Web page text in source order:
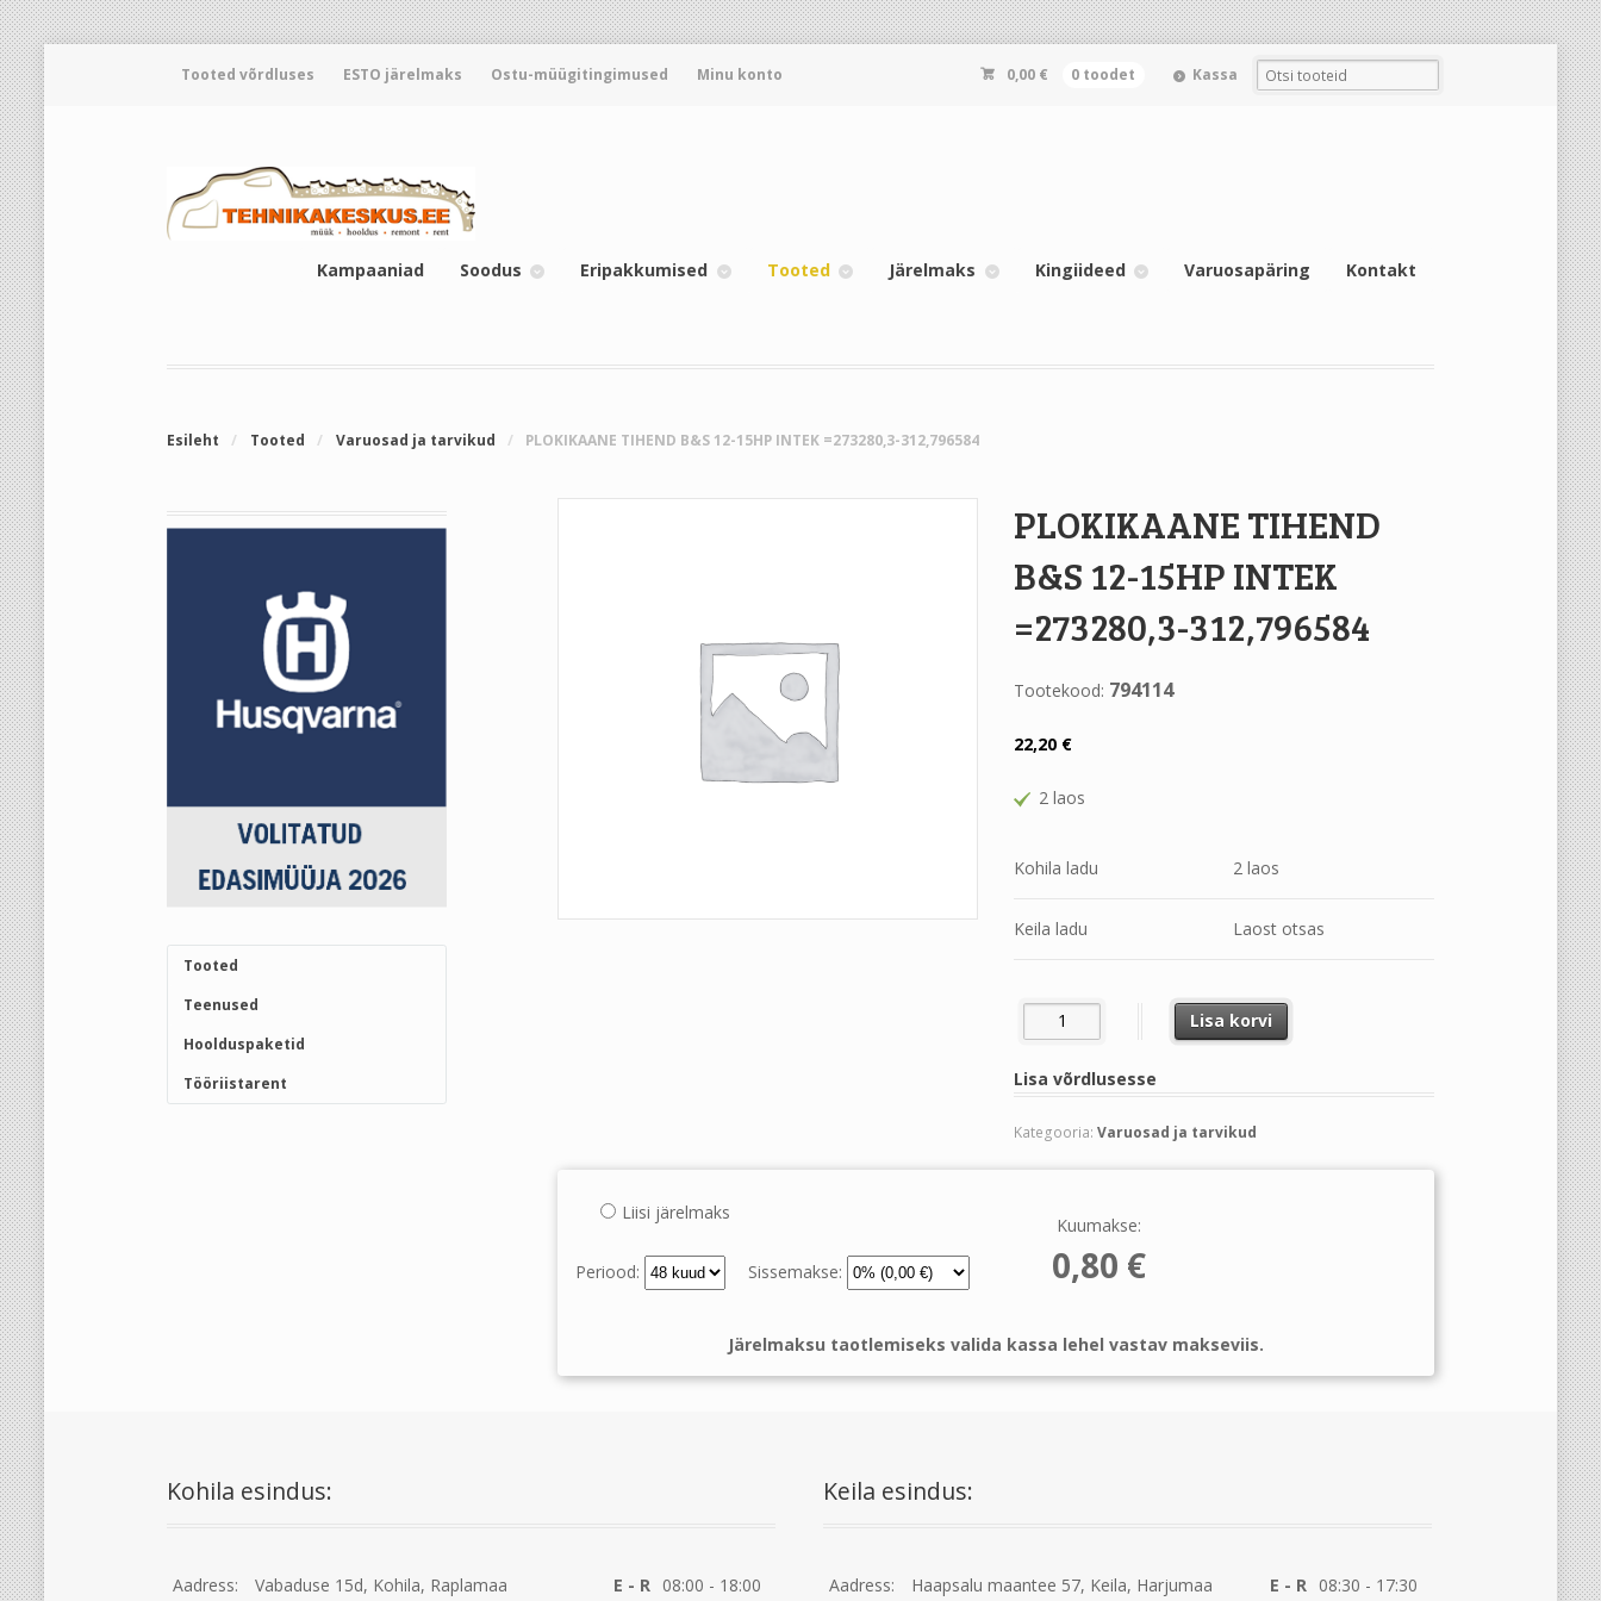
Tooted võrdluses ESTO järelmaks Ostu-müügitingimused Minu konto 0,00 € 0 toodet Kassa
Kampaaniad Soodus Eripakkumised Tooted Järelmaks Kingiideed Varuosapäring Kontakt
Esileht / Tooted / Varuosad ja tarvikud / PLOKIKAANE TIHEND B&S 12-15HP INTEK =273280,3-312,796584
PLOKIKAANE TIHEND
B&S 12-15HP INTEK
=273280,3-312,796584
Tootekood: 794114
22,20 €
2 laos
Kohila ladu 2 laos
Keila ladu Laost otsas
PLOKIKAANE TIHEND B&S 12-15HP INTEK =273280,3-312,796584 kogus
Lisa korvi
Lisa võrdlusesse
Kategooria: Varuosad ja tarvikud
Liisi järelmaks
Periood: Sissemakse:
Kuumakse:
0,80 €
Järelmaksu taotlemiseks valida kassa lehel vastav makseviis.
Tooted
Teenused
Hoolduspaketid
Tööriistarent
Kohila esindus:
Aadress:
Vabaduse 15d, Kohila, Raplamaa
E - R 08:00 - 18:00
Keila esindus:
Aadress:
Haapsalu maantee 57, Keila, Harjumaa
E - R 08:30 - 17:30